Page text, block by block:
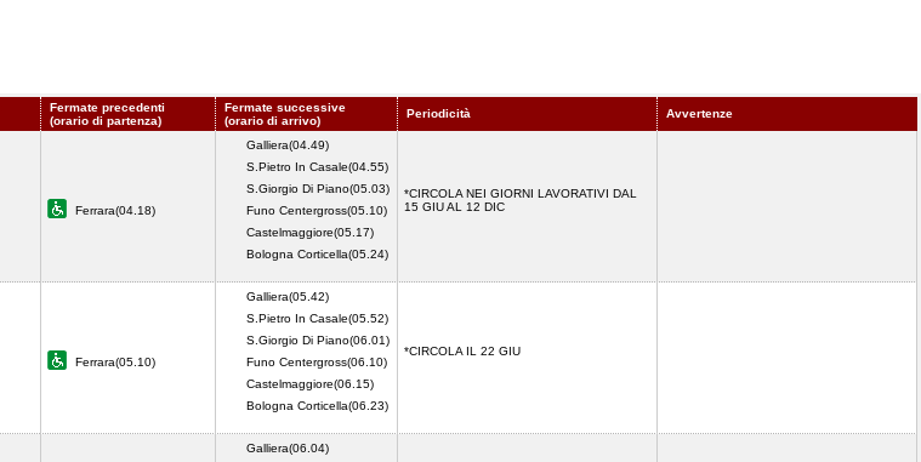
Fermate precedenti
(orario di partenza)
Fermate successive
(orario di arrivo)
Periodicità Avvertenze
Ferrara(04.18)
Galliera(04.49)
S.Pietro In Casale(04.55)
S.Giorgio Di Piano(05.03)
Funo Centergross(05.10)
Castelmaggiore(05.17)
Bologna Corticella(05.24)
*CIRCOLA NEI GIORNI LAVORATIVI DAL
15 GIU AL 12 DIC
Ferrara(05.10)
Galliera(05.42)
S.Pietro In Casale(05.52)
S.Giorgio Di Piano(06.01)
Funo Centergross(06.10)
Castelmaggiore(06.15)
Bologna Corticella(06.23)
*CIRCOLA IL 22 GIU
Galliera(06.04)